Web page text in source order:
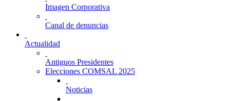
Imagen Corporativa
Canal de denuncias
Actualidad
Antiguos Presidentes
Elecciones COMSAL 2025
Noticias